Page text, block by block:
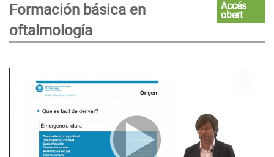
Formación básica en
oftalmología
Accés
obert